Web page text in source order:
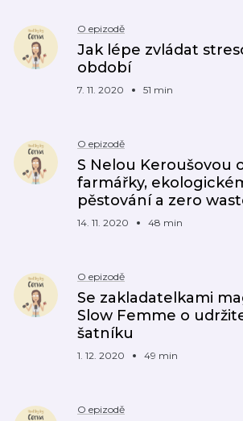
O epizodě
Jak lépe zvládat
období
7. 11. 2020 51 min
O epizodě
S Nelou Keroušovou
farmářky,
pěstování a zero
14. 11. 2020 48 min
O epizodě
Se zakladatelkami
Slow Femme o
šatníku
1. 12. 2020 49 min
O epizodě